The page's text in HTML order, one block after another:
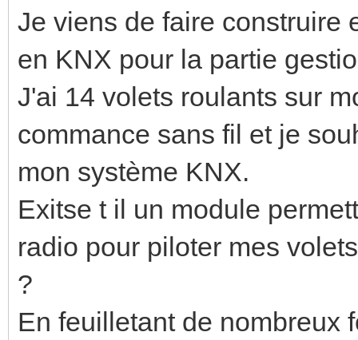
Je viens de faire construire
en KNX pour la partie
J'ai 14 volets roulants sur
commance sans fil et je
mon système KNX.
Exitse t il un module
radio pour piloter mes
?
En feuilletant de nombreux